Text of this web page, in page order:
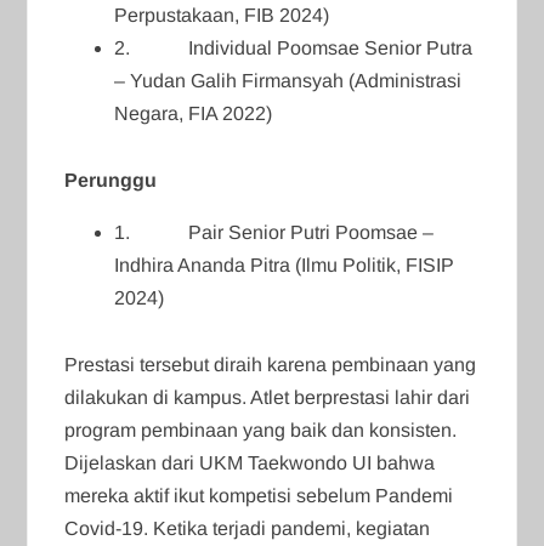
Perpustakaan, FIB 2024)
2. Individual Poomsae Senior Putra
– Yudan Galih Firmansyah (Administrasi
Negara, FIA 2022)
Perunggu
1. Pair Senior Putri Poomsae –
Indhira Ananda Pitra (Ilmu Politik, FISIP
2024)
Prestasi tersebut diraih karena pembinaan yang
dilakukan di kampus. Atlet berprestasi lahir dari
program pembinaan yang baik dan konsisten.
Dijelaskan dari UKM Taekwondo UI bahwa
mereka aktif ikut kompetisi sebelum Pandemi
Covid-19. Ketika terjadi pandemi, kegiatan